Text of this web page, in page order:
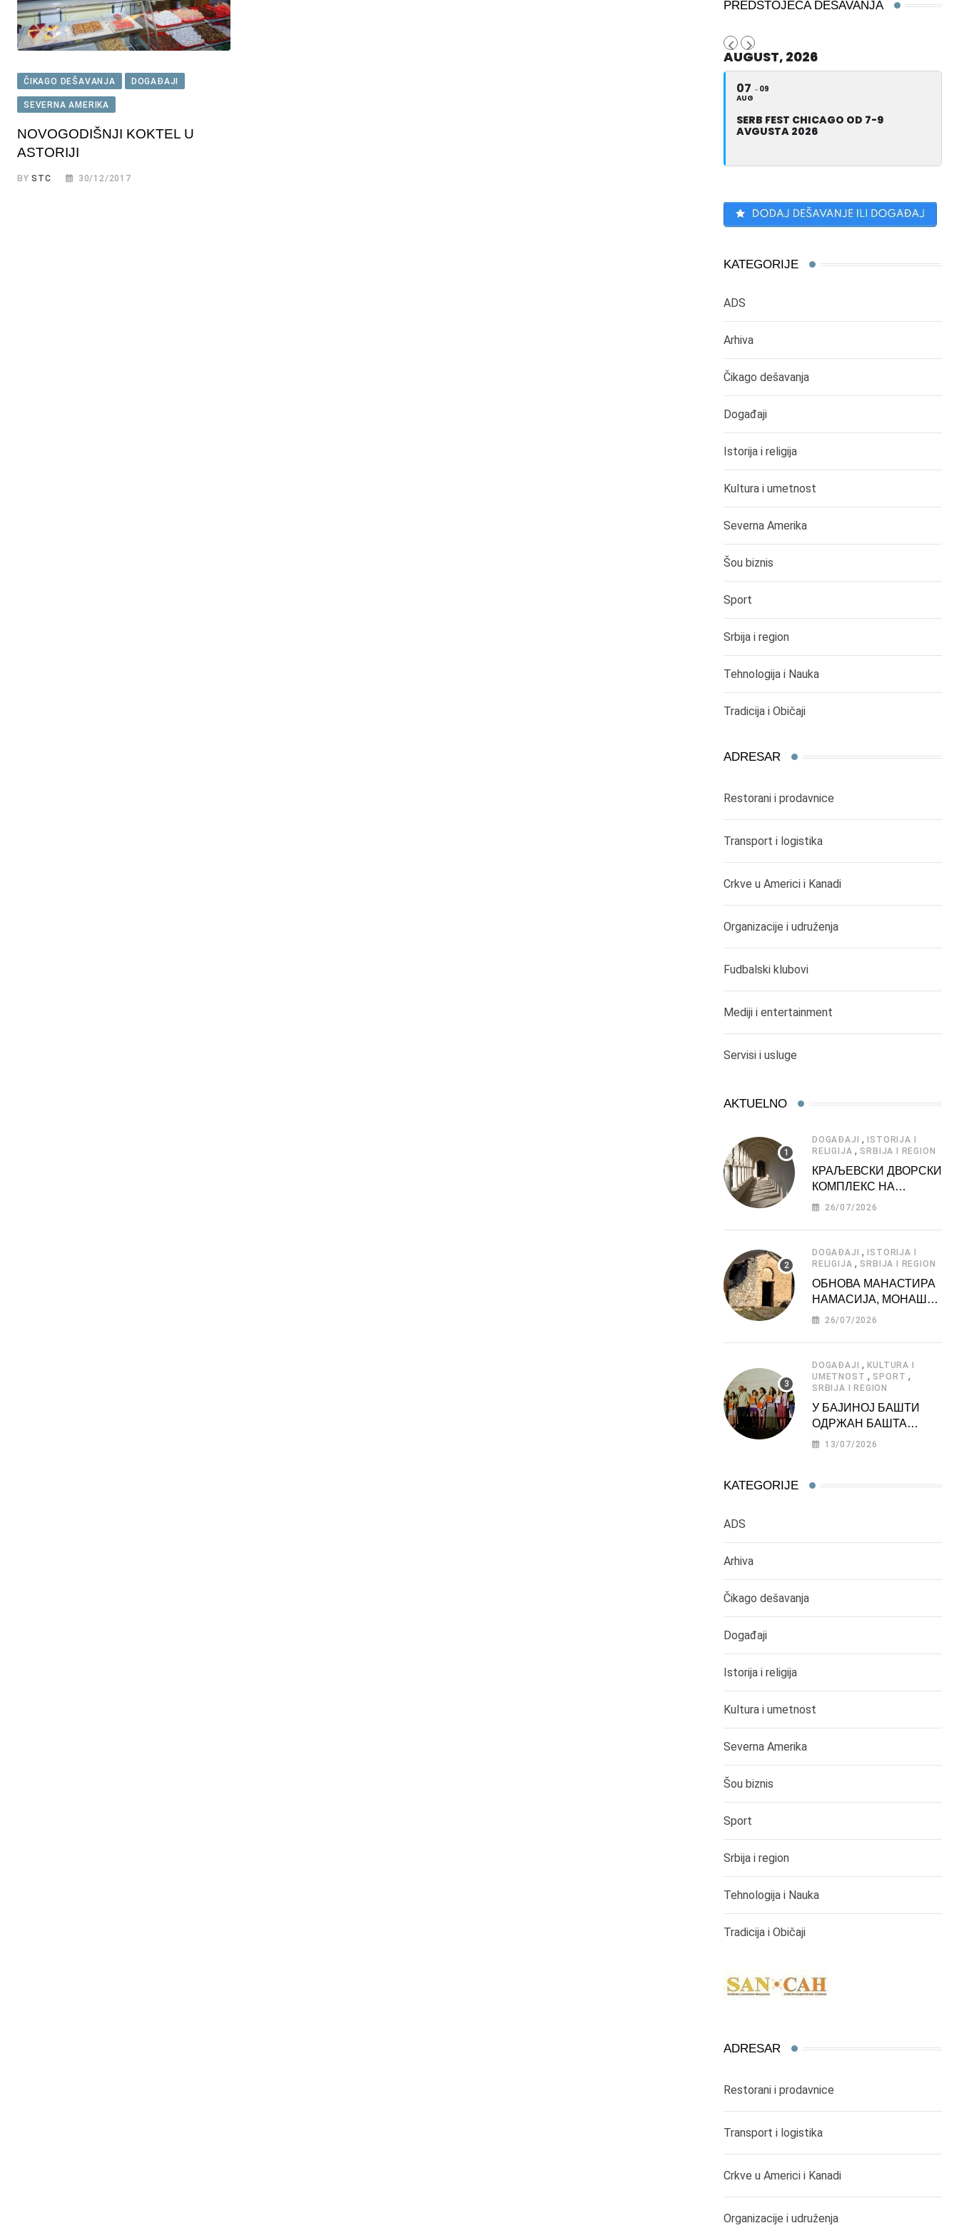
ČIKAGO DEŠAVANJA DOGAĐAJI
SEVERNA AMERIKA
NOVOGODIŠNJI KOKTEL U
ASTORIJI
BYSTC 30/12/2017
PREDSTOJEĆA DEŠAVANJA
AUGUST, 2026
07
AUG
09
SERB FEST CHICAGO OD 7-9
AVGUSTA 2026
KATEGORIJE
ADS
Arhiva
Čikago dešavanja
Događaji
Istorija i religija
Kultura i umetnost
Severna Amerika
Šou biznis
Sport
Srbija i region
Tehnologija i Nauka
Tradicija i Običaji
ADRESAR
Restorani i prodavnice
Transport i logistika
Crkve u Americi i Kanadi
Organizacije i udruženja
Fudbalski klubovi
Mediji i entertainment
Servisi i usluge
AKTUELNO
DOGAĐAJI , ISTORIJA I
RELIGIJA , SRBIJA I REGION
КРАЉЕВСКИ ДВОРСКИ
КОМПЛЕКС НА
ДЕДИЊУ –
АТРАКЦИЈА
26/07/2026
DOGAĐAJI , ISTORIJA I
RELIGIJA , SRBIJA I REGION
ОБНОВА МАНАСТИРА
НАМАСИЈА, МОНАШКЕ
ЗАДУЖБИНЕ
26/07/2026
DOGAĐAJI ,KULTURA I
UMETNOST , SPORT ,
SRBIJA I REGION
У БАЈИНОЈ БАШТИ
ОДРЖАН БАШТА
ФЕСТ 2026
13/07/2026
KATEGORIJE
ADS
Arhiva
Čikago dešavanja
Događaji
Istorija i religija
Kultura i umetnost
Severna Amerika
Šou biznis
Sport
Srbija i region
Tehnologija i Nauka
Tradicija i Običaji
ADRESAR
Restorani i prodavnice
Transport i logistika
Crkve u Americi i Kanadi
Organizacije i udruženja